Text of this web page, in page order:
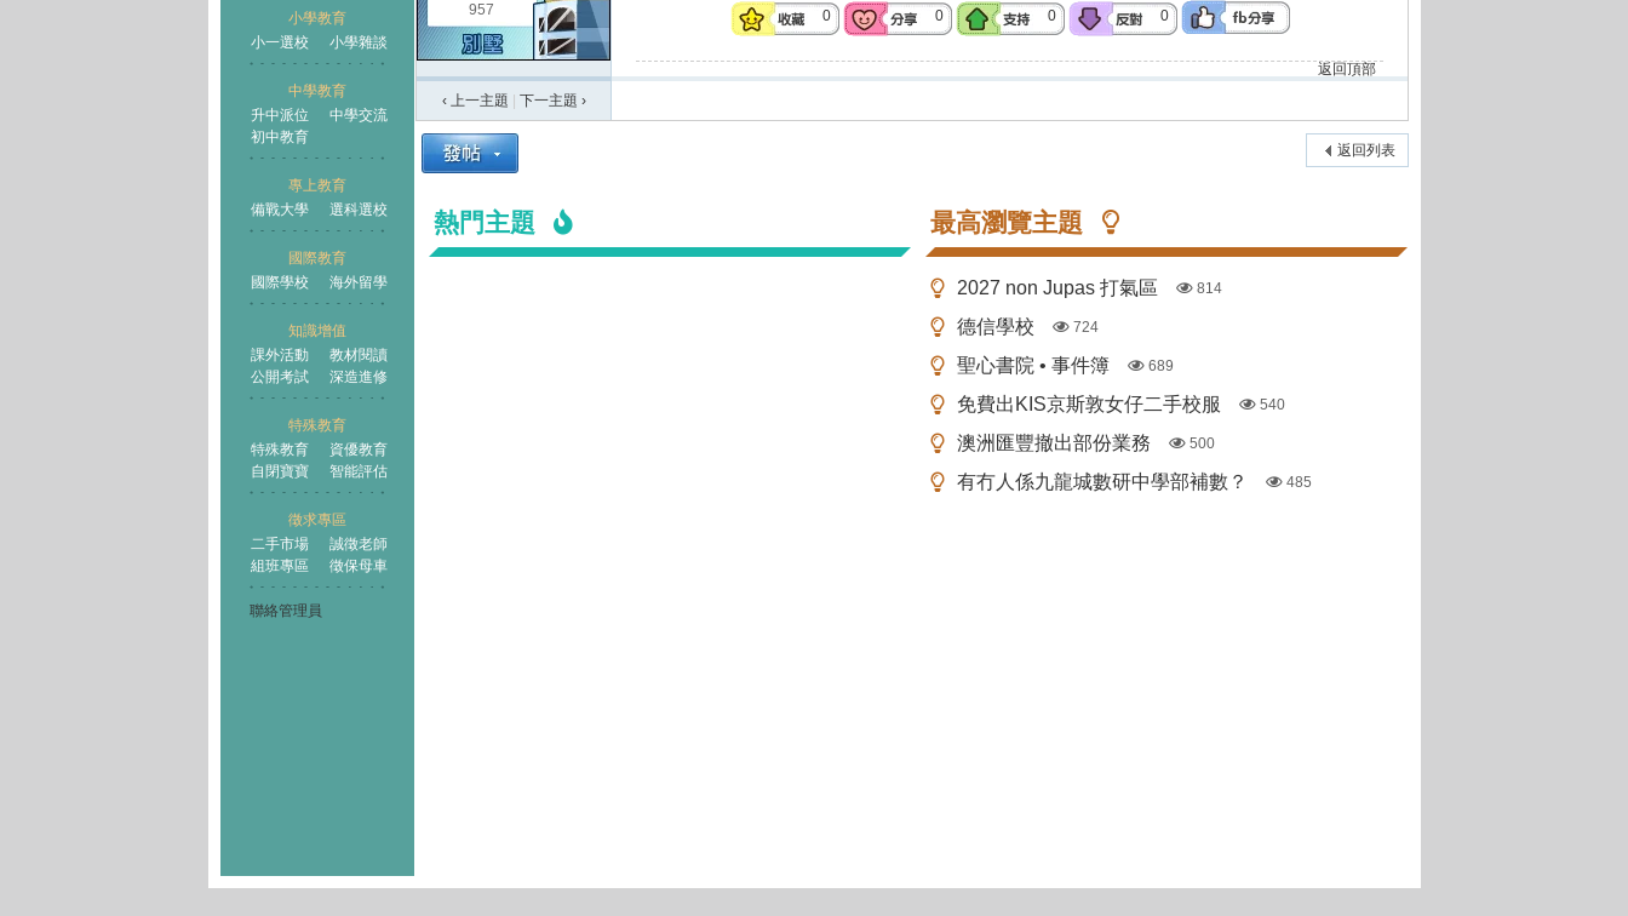
小學教育
小一選校
小學雜談
中學教育
升中派位
中學交流
初中教育
專上教育
備戰大學
選科選校
國際教育
國際學校
海外留學
知識增值
課外活動
教材閱讀
公開考試
深造進修
特殊教育
特殊教育
資優教育
自閉寶寶
智能評估
徵求專區
二手市場
誠徵老師
組班專區
徵保母車
聯絡管理員
957 0 0 0 0
返回頂部
‹ 上一主題
下一主題 ›
返回列表
熱門主題 最高瀏覽主題
2027 non Jupas 打氣區 814
德信學校 724
聖心書院 • 事件簿 689
免費出KIS京斯敦女仔二手校服 540
澳洲匯豐撤出部份業務 500
有冇人係九龍城數研中學部補數？ 485